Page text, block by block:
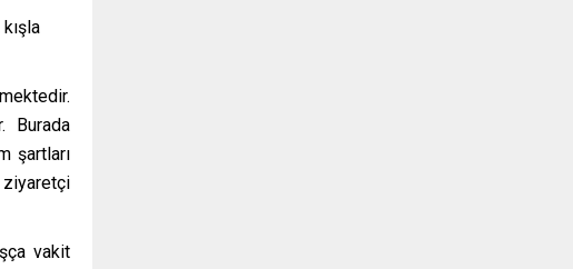
Burada
şartları
vakit